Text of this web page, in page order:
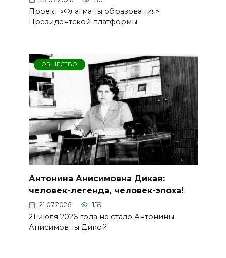
Проект «Флагманы образования»
Президентской платформы
ОБЩЕСТВО
Антонина Анисимовна Дикая:
человек-легенда, человек-эпоха!
21.07.2026 159
21 июля 2026 года не стало Антонины
Анисимовны Дикой